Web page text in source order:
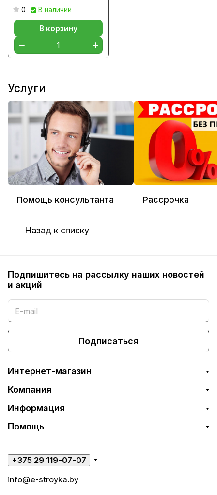
0 В наличии
В корзину
Услуги
Помощь консультанта Рассрочка
Назад к списку
Подпишитесь на рассылку наших новостей
и акций
Подписаться
Интернет-магазин
Компания
Информация
Помощь
+375 29 119-07-07
info@e-stroyka.by